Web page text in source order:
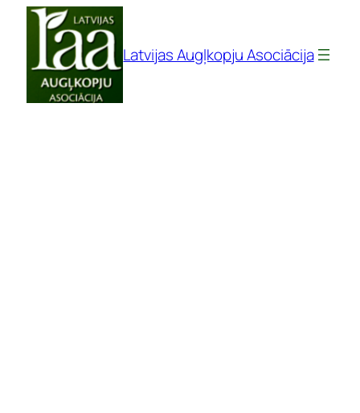
Pāriet
saturu
Latvijas Augļkopju Asociācija